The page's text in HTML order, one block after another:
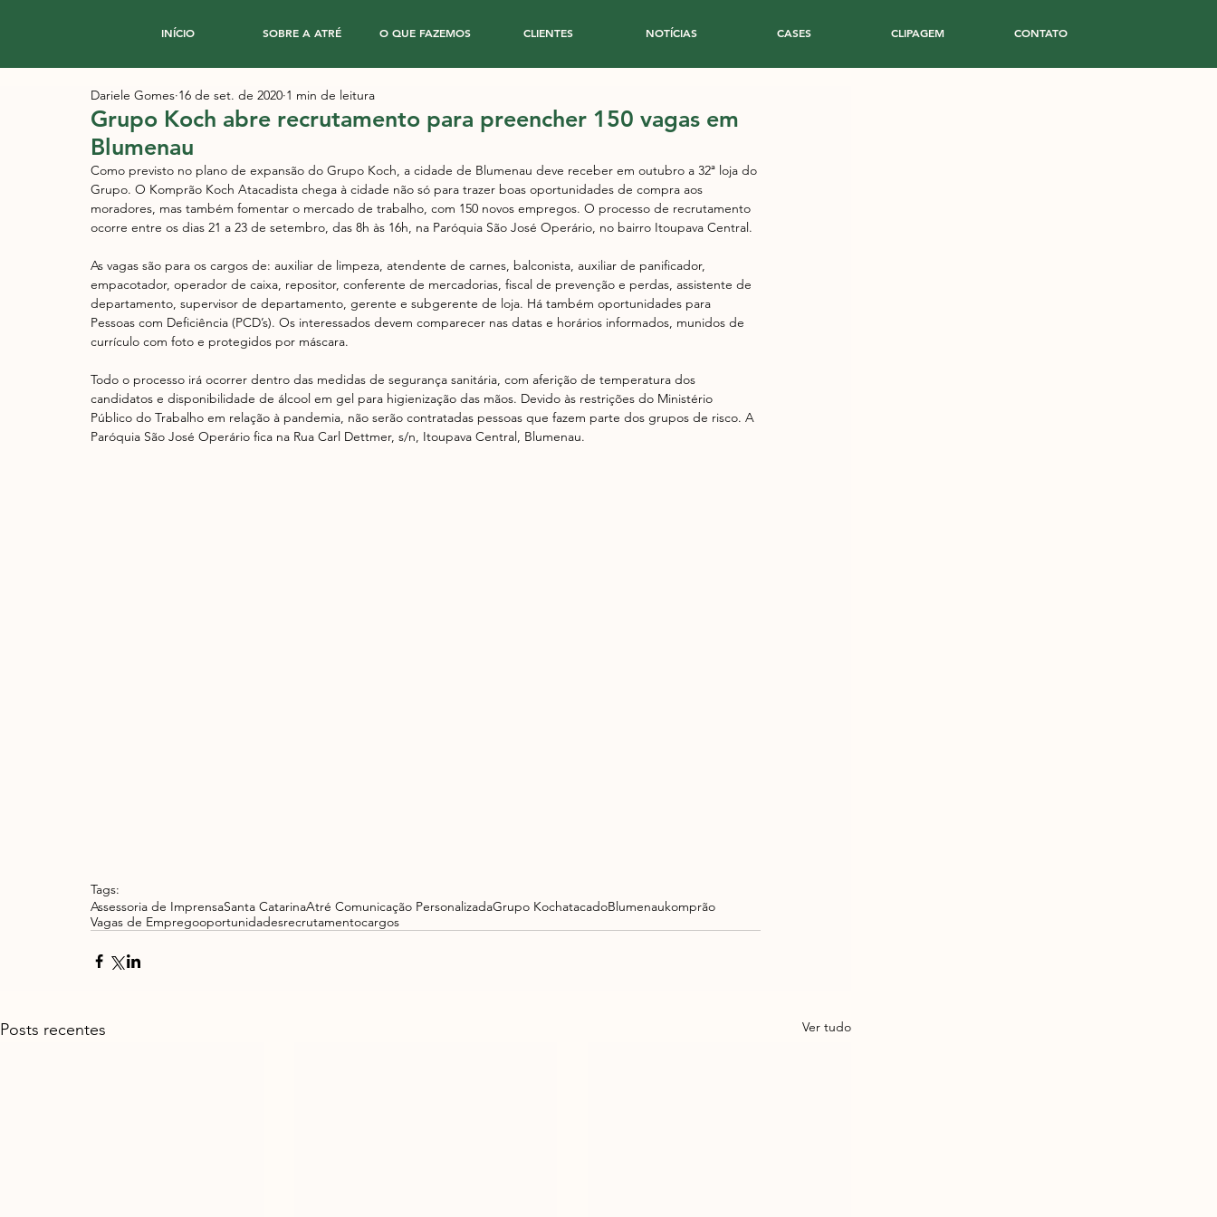
INÍCIO SOBRE A ATRÉ O QUE FAZEMOS CLIENTES NOTÍCIAS CASES CLIPAGEM CONTATO
Grupo Koch abre recrutamento para preencher 150 vagas em
Blumenau
Dariele Gomes 16 de set. de 2020 1 min de leitura
Como previsto no plano de expansão do Grupo Koch, a cidade de Blumenau deve receber em outubro a 32ª loja do
Grupo. O Komprão Koch Atacadista chega à cidade não só para trazer boas oportunidades de compra aos
moradores, mas também fomentar o mercado de trabalho, com 150 novos empregos. O processo de recrutamento
ocorre entre os dias 21 a 23 de setembro, das 8h às 16h, na Paróquia São José Operário, no bairro Itoupava Central.
As vagas são para os cargos de: auxiliar de limpeza, atendente de carnes, balconista, auxiliar de panificador,
empacotador, operador de caixa, repositor, conferente de mercadorias, fiscal de prevenção e perdas, assistente de
departamento, supervisor de departamento, gerente e subgerente de loja. Há também oportunidades para
Pessoas com Deficiência (PCD’s). Os interessados devem comparecer nas datas e horários informados, munidos de
currículo com foto e protegidos por máscara.
Todo o processo irá ocorrer dentro das medidas de segurança sanitária, com aferição de temperatura dos
candidatos e disponibilidade de álcool em gel para higienização das mãos. Devido às restrições do Ministério
Público do Trabalho em relação à pandemia, não serão contratadas pessoas que fazem parte dos grupos de risco. A
Paróquia São José Operário fica na Rua Carl Dettmer, s/n, Itoupava Central, Blumenau.
Tags:
Assessoria de ImprensaSanta CatarinaAtré Comunicação PersonalizadaGrupo KochatacadoBlumenaukomprão
Vagas de Empregooportunidadesrecrutamentocargos
Posts recentes Ver tudo